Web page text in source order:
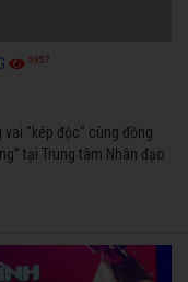
5957
vai "kép độc" cùng đồng
tại Trung tâm Nhân đạo